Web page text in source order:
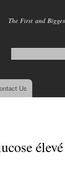
The First and
Us